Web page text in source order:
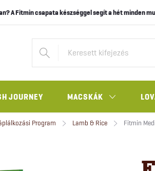
A Fitmin csapata készséggel segít a hét minden
JOURNEY MACSKÁK
Program Lamb & Rice Fitmin